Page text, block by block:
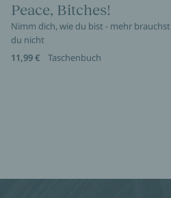
Peace, Bitches!
Nimm dich, wie du bist - mehr brauchst
du nicht
11,99 €
Taschenbuch